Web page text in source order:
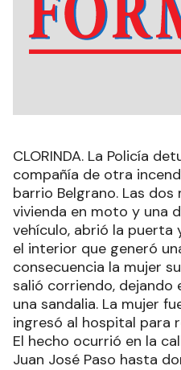
CLORINDA. La Policía
compañía de otra
barrio Belgrano. Las
vivienda en moto y una
vehículo, abrió la puerta
el interior que generó
consecuencia la mujer
salió corriendo, dejando
una sandalia. La mujer
ingresó al hospital para
El hecho ocurrió en la
Juan José Paso hasta